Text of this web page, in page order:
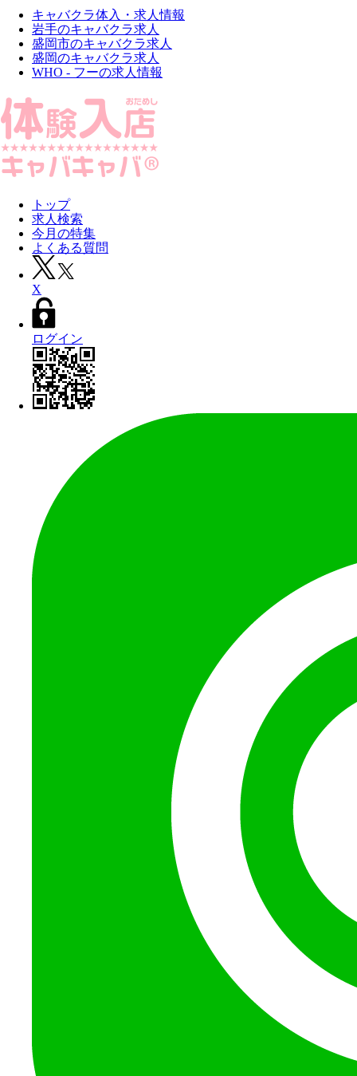
キャバクラ体入・求人情報
岩手のキャバクラ求人
盛岡市のキャバクラ求人
盛岡のキャバクラ求人
WHO - フーの求人情報
トップ
求人検索
今月の特集
よくある質問
X
ログイン